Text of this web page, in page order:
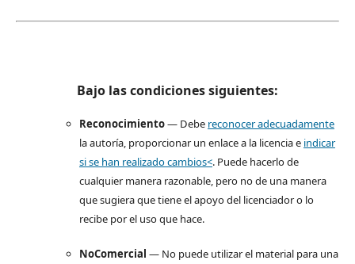
Bajo las condiciones siguientes:
Reconocimiento— Debe reconocer adecuadamente
la autoría, proporcionar un enlace a la licencia e indicar
si se han realizado cambios<. Puede hacerlo de
cualquier manera razonable, pero no de una manera
que sugiera que tiene el apoyo del licenciador o lo
recibe por el uso que hace.
NoComercial — No puede utilizar el material para una